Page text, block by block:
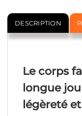
DESCRIPTION
Le corps
longue
légèreté